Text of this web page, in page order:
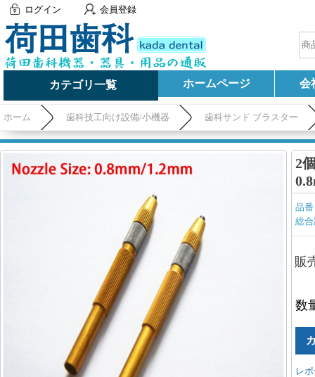
ログイン 会員登録
カテゴリ一覧 ホームページ 会
ホーム 歯科技工向け設備/小機器 歯科サンド ブラスター
2
品
総
販
数
レ